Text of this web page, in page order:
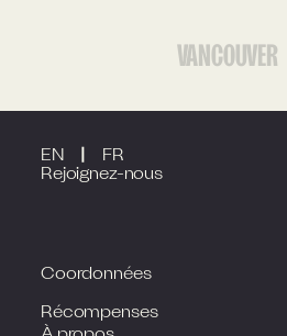
VANCOUVER
Rejoignez-nous
EN FR
Coordonnées
Récompenses